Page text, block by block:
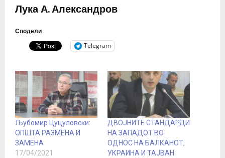
Лука А. Александров
Сподели
Telegram
Љубомир Цуцуловски:
ОПШТА РАЗМЕНА И
ЗАМЕНА
17/04/2021
ДВОЈНИТЕ СТАНДАРДИ
НА ЗАПАДОТ ВО
ОДНОС НА БАЛКАНОТ,
УКРАИНА И ТАЈВАН